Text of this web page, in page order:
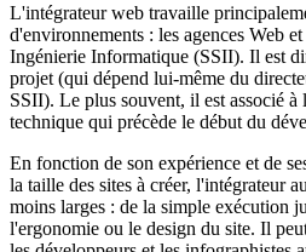
L'intégrateur web travaille
d'environnements : les agences Web
Ingénierie Informatique (SSII). Il est
projet (qui dépend lui-même du
SSII). Le plus souvent, il est associé à
technique qui précède le début du
En fonction de son expérience et de
la taille des sites à créer, l'intégrateur
moins larges : de la simple exécution
l'ergonomie ou le design du site. Il